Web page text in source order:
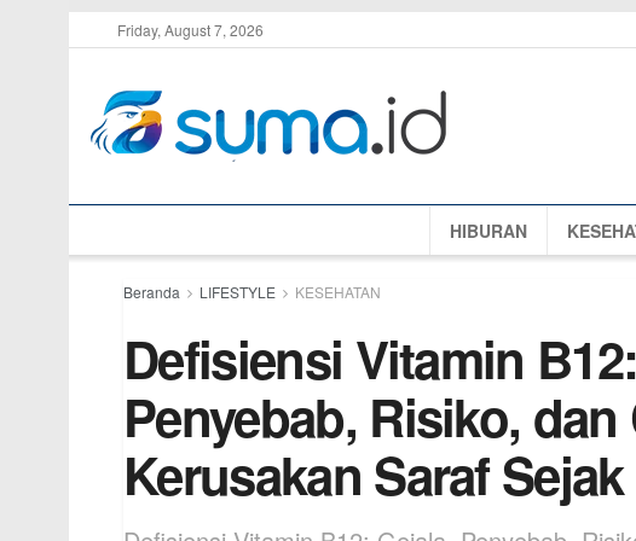
Friday, August 7, 2026
HIBURAN
Beranda LIFESTYLE KESEHATAN
Defisiensi Vitamin
Penyebab, Risiko,
Kerusakan Saraf